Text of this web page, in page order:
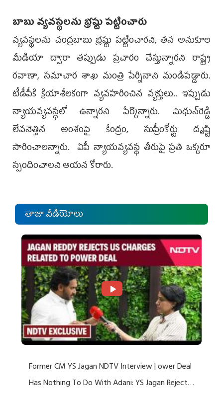
బాబు వ్య‌వ‌స్థ‌ల‌ను భ్ర‌ష్టు ప‌ట్టించారు
వ్యవస్థలను చంద్రబాబు భ్రష్టు పట్టించారని, తన అనుకూల
మీడియా ద్వారా తప్పుడు ప్రచారం చేస్తున్నారని రాష్ట్ర
రవాణా, సమాచార శాఖ మంత్రి పేర్నినాని మండిపడ్డారు.
టీడీపీకి క్రియాశీలకంగా వ్యవహరించిన వ్యక్తులు.. ఇప్పుడు
న్యాయవ్యవస్థలో ఉన్నార‌ని పేర్కొన్నారు. మిధున్‌రెడ్డి
లేవనెత్తిన అంశంపై కేంద్రం, సుప్రీంకోర్టు దృష్టి
సారించాల‌న్నారు. ఏపీ న్యాయవ్యవస్థ తీరుపై ప్రతి ఒక్కరూ
స్పందించాలని ఆయన కోరారు.
తాజా వీడియోలు
Former CM YS Jagan NDTV Interview | ower Deal
Has Nothing To Do With Adani: YS Jagan Rejects